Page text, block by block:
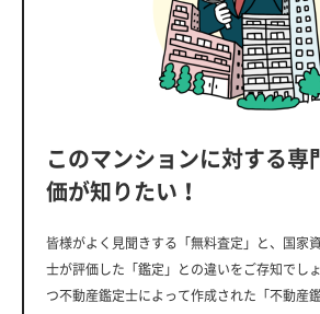
このマンションに対する専
価が知りたい！
皆様がよく見聞きする「無料査定」と、国家
士が評価した「鑑定」との違いをご存知でし
つ不動産鑑定士によって作成された「不動産